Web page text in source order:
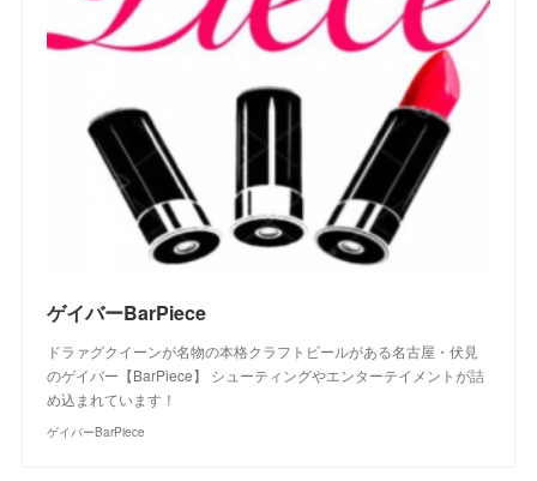
ゲイバーBarPiece
ドラァグクイーンが名物の本格クラフトビールがある名古屋・伏見
のゲイバー【BarPiece】 シューティングやエンターテイメントが詰
め込まれています！
ゲイバーBarPiece